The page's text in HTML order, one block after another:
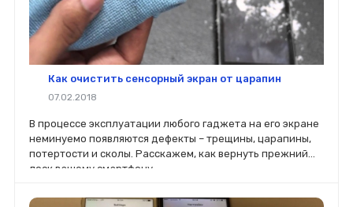
Как очистить сенсорный экран от царапин
07.02.2018
В процессе эксплуатации любого гаджета на его экране
неминуемо появляются дефекты – трещины, царапины,
потертости и сколы. Расскажем, как вернуть прежний
лоск вашему смартфону.